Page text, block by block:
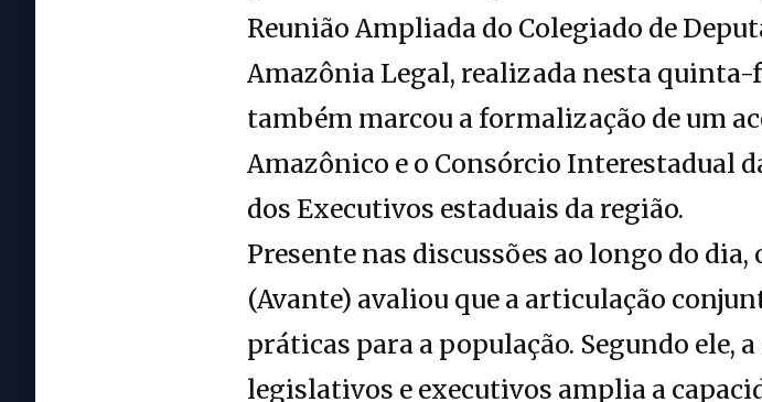
Reunião Ampliada do Colegiado de
Amazônia Legal, realizada nesta quinta-
também marcou a formalização de um
Amazônico e o Consórcio Interestadual
dos Executivos estaduais da região.
Presente nas discussões ao longo do
(Avante) avaliou que a articulação
práticas para a população. Segundo ele,
legislativos e executivos amplia a